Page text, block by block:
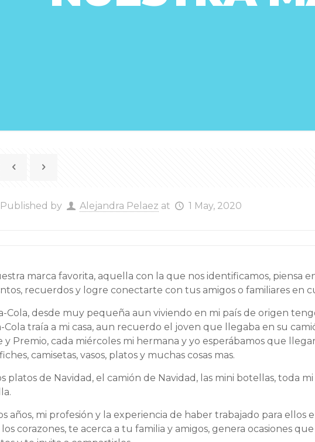
Published by Alejandra Pelaez at 1 May, 2020
marca favorita, aquella con la que nos identificamos, piensa
recuerdos y logre conectarte con tus amigos o familiares en
Cola, desde muy pequeña aun viviendo en mi país de origen
Cola traía a mi casa, aun recuerdo el joven que llegaba en su
y Premio, cada miércoles mi hermana y yo esperábamos que
camisetas, vasos, platos y muchas cosas mas.
platos de Navidad, el camión de Navidad, las mini botellas, toda
años, mi profesión y la experiencia de haber trabajado para ellos
corazones, te acerca a tu familia y amigos, genera ocasiones